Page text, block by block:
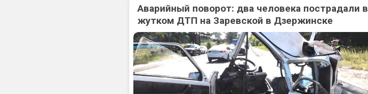
Аварийный поворот: два человека пострадали в
жутком ДТП на Заревской в Дзержинске